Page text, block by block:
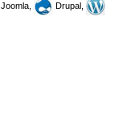
Joomla,
Drupal,